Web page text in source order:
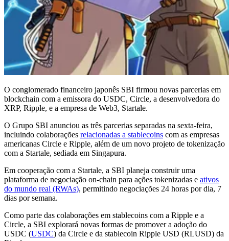
O conglomerado financeiro japonês SBI firmou novas parcerias em
blockchain com a emissora do USDC, Circle, a desenvolvedora do
XRP, Ripple, e a empresa de Web3, Startale.
O Grupo SBI anunciou as três parcerias separadas na sexta-feira,
incluindo colaborações relacionadas a stablecoins com as empresas
americanas Circle e Ripple, além de um novo projeto de tokenização
com a Startale, sediada em Singapura.
Em cooperação com a Startale, a SBI planeja construir uma
plataforma de negociação on-chain para ações tokenizadas e ativos
do mundo real (RWAs), permitindo negociações 24 horas por dia, 7
dias por semana.
Como parte das colaborações em stablecoins com a Ripple e a
Circle, a SBI explorará novas formas de promover a adoção do
USDC (USDC) da Circle e da stablecoin Ripple USD (RLUSD) da